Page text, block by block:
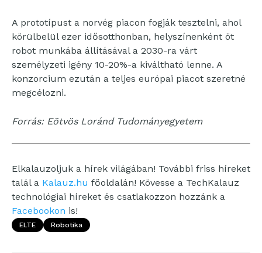
A prototípust a norvég piacon fogják tesztelni, ahol
körülbelül ezer idősotthonban, helyszínenként öt
robot munkába állításával a 2030-ra várt
személyzeti igény 10-20%-a kiváltható lenne. A
konzorcium ezután a teljes európai piacot szeretné
megcélozni.
Forrás: Eötvös Loránd Tudományegyetem
Elkalauzoljuk a hírek világában! További friss híreket
talál a Kalauz.hu főoldalán! Kövesse a TechKalauz
technológiai híreket és csatlakozzon hozzánk a
Facebookon is!
ELTE Robotika